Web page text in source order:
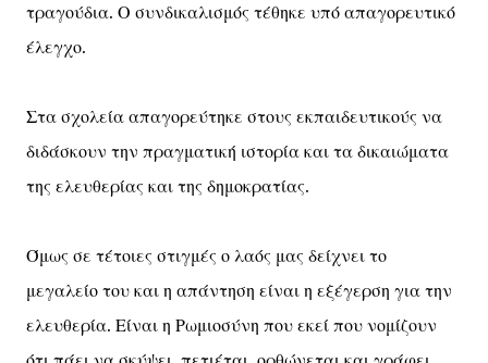
τραγούδια. Ο συνδικαλισμός τέθηκε υπό απαγορευτικό
έλεγχο.
Στα σχολεία απαγορεύτηκε στους εκπαιδευτικούς να
διδάσκουν την πραγματική ιστορία και τα δικαιώματα
της ελευθερίας και της δημοκρατίας.
Όμως σε τέτοιες στιγμές ο λαός μας δείχνει το
μεγαλείο του και η απάντηση είναι η εξέγερση για την
ελευθερία. Είναι η Ρωμιοσύνη που εκεί που νομίζουν